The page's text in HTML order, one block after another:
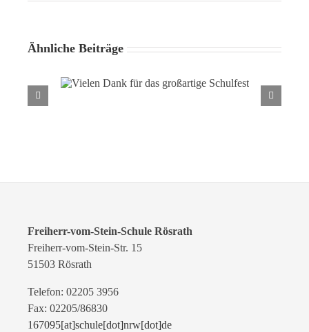
Ähnliche Beiträge
Vielen Dank für das großartige
Schulfest
Freiherr-vom-Stein-Schule Rösrath
Freiherr-vom-Stein-Str. 15
51503 Rösrath
Telefon: 02205 3956
Fax: 02205/86830
167095[at]schule[dot]nrw[dot]de